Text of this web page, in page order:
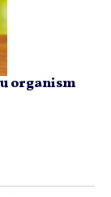
organism